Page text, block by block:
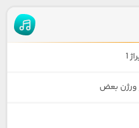
1
ورژن بعض